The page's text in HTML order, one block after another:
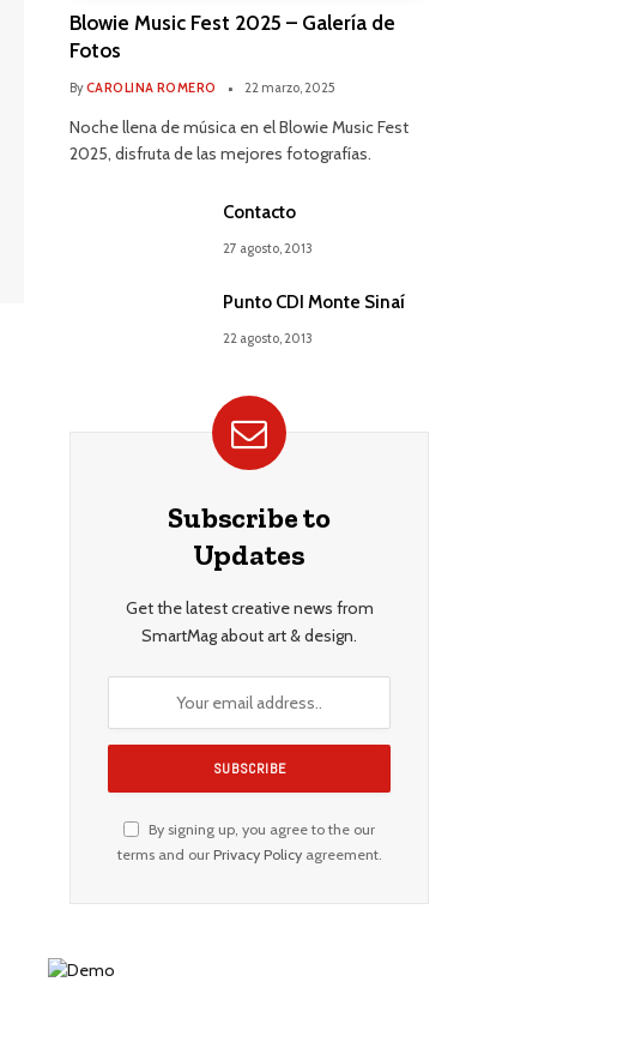
Blowie Music Fest 2025 – Galería de
Fotos
ByCAROLINA ROMERO 22 marzo, 2025
Noche llena de música en el Blowie Music Fest
2025, disfruta de las mejores fotografías.
Contacto
27 agosto, 2013
Punto CDI Monte Sinaí
22 agosto, 2013
Subscribe to
Updates
Get the latest creative news from
SmartMag about art & design.
By signing up, you agree to the our
terms and our Privacy Policyagreement.